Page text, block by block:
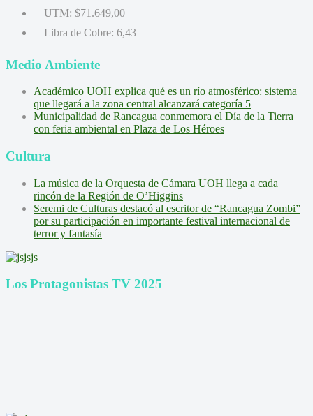
UTM: $71.649,00
Libra de Cobre: 6,43
Medio Ambiente
Académico UOH explica qué es un río atmosférico: sistema
que llegará a la zona central alcanzará categoría 5
Municipalidad de Rancagua conmemora el Día de la Tierra
con feria ambiental en Plaza de Los Héroes
Cultura
La música de la Orquesta de Cámara UOH llega a cada
rincón de la Región de O’Higgins
Seremi de Culturas destacó al escritor de “Rancagua Zombi”
por su participación en importante festival internacional de
terror y fantasía
Los Protagonistas TV 2025